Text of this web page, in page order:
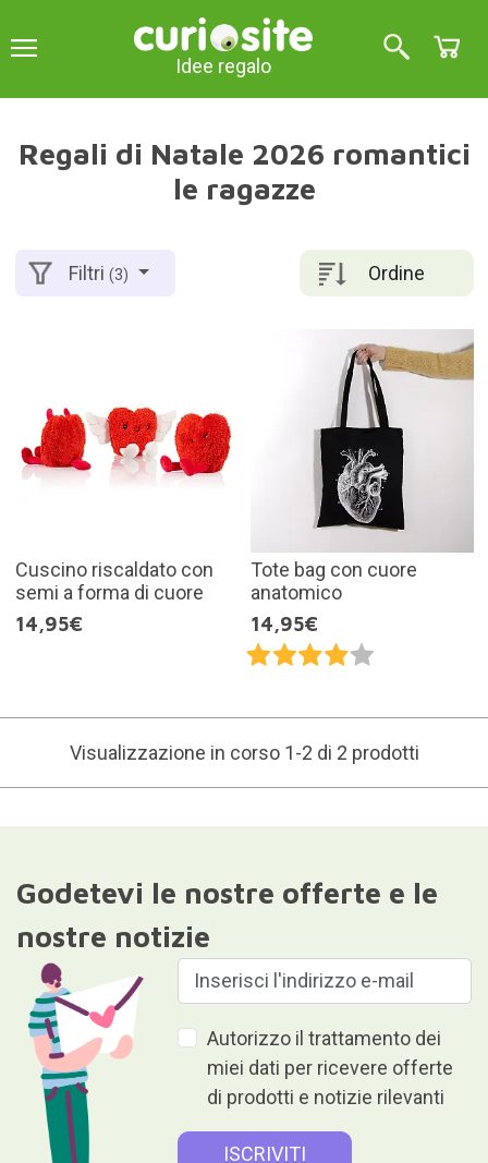
Idee regalo
Regali di Natale 2026 romantici
le ragazze
Ordine
Filtri(3)
Cuscino riscaldato con
semi a forma di cuore
14,95€
Tote bag con cuore
anatomico
14,95€
Visualizzazione in corso 1-2 di 2 prodotti
Godetevi le nostre offerte e le
nostre notizie
Autorizzo il trattamento dei
miei dati per ricevere offerte
di prodotti e notizie rilevanti